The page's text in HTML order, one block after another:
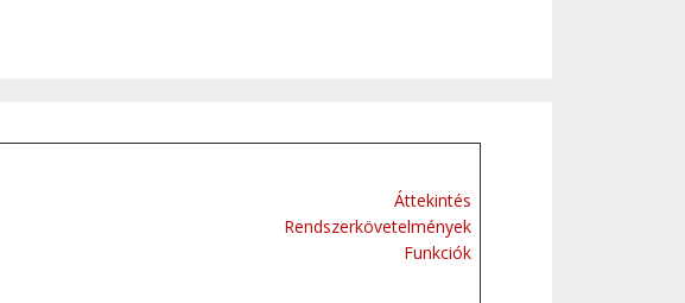
Áttekintés
Rendszerkövetelmények
Funkciók